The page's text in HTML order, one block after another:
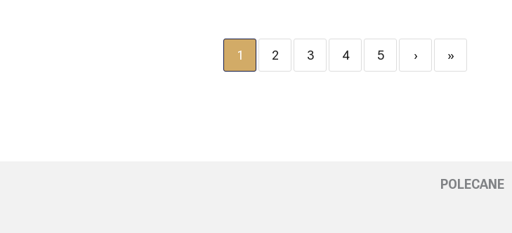
1 2 3 4 5 › »
POLECANE